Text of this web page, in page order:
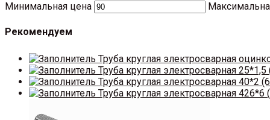
Минимальная цена
Рекомендуем
Труба круглая электросварная
Труба круглая электросварная
Труба круглая электросварная 40*2
Труба круглая электросварная 426*6